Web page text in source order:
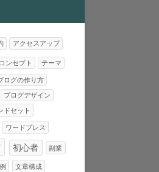
アクセスアップ
コンセプト テーマ
ログの作り方
ブログデザイン
ドセット
ワードプレス
初心者 副業
文章構成